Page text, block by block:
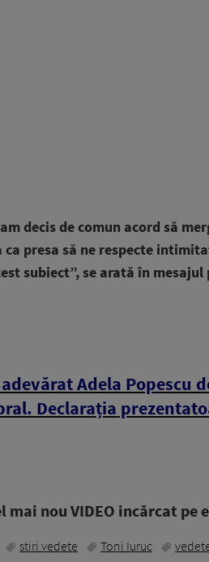
decis de comun acord să
presa să ne respecte
subiect”, se arată în
adevărat Adela Popescu
Declarația
mai nou VIDEO incărcat pe
stiri vedete Toni Iuruc